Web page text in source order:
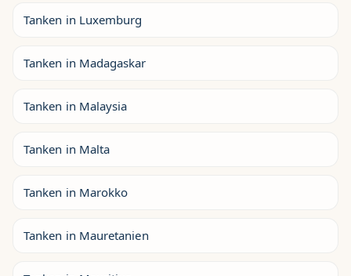
Tanken in Luxemburg
Tanken in Madagaskar
Tanken in Malaysia
Tanken in Malta
Tanken in Marokko
Tanken in Mauretanien